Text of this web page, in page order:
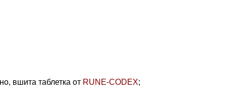
вшита таблетка от RUNE-CODEX;